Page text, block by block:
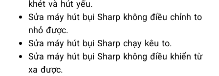
khét và hút yếu.
Sửa máy hút bụi Sharp không điều chỉnh to
nhỏ được.
Sửa máy hút bụi Sharp chạy kêu to.
Sửa máy hút bụi Sharp không điều khiển từ
xa được.